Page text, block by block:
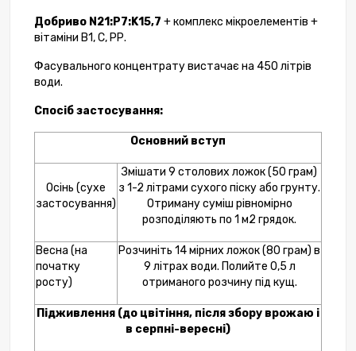
Добриво N21:P7:K15,7 + комплекс мікроелементів +
вітаміни В1, С, РР.
Фасувального концентрату вистачає на 450 літрів
води.
Спосіб застосування:
Основний вступ
Осінь (сухе
застосування)
Змішати 9 столових ложок (50 грам)
з 1-2 літрами сухого піску або грунту.
Отриману суміш рівномірно
розподіляють по 1 м2 грядок.
Весна (на
початку
росту)
Розчиніть 14 мірних ложок (80 грам) в
9 літрах води. Полийте 0,5 л
отриманого розчину під кущ.
Підживлення (до цвітіння, після збору врожаю і
в серпні-вересні)